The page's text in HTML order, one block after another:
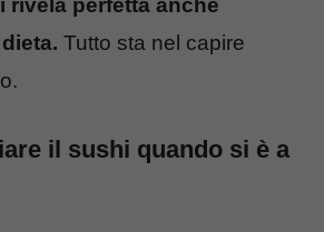
Tutto sta nel capire
il sushi quando si è a